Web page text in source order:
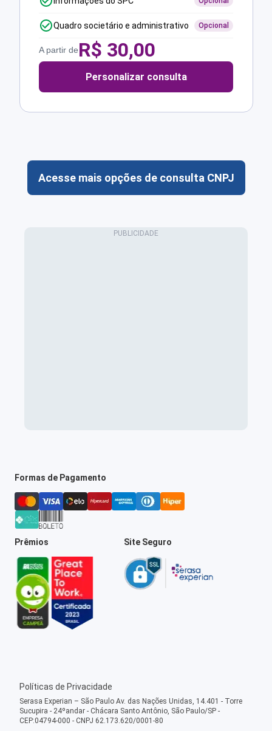
Quadro societário e administrativo Opcional
A partir deR$ 30,00
Personalizar consulta
Acesse mais opções de consulta CNPJ
Formas de Pagamento
Prêmios Site Seguro
Políticas de Privacidade
Serasa Experian – São Paulo Av. das Nações Unidas, 14.401 - Torre
Sucupira - 24ºandar - Chácara Santo Antônio, São Paulo/SP -
CEP:04794-000 - CNPJ 62.173.620/0001-80